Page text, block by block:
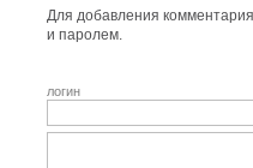
Для добавления
и паролем.
логин